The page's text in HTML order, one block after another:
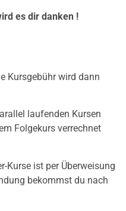
es dir danken !
Kursgebühr wird dann
laufenden Kursen
Folgekurs verrechnet
Kurse ist per Überweisung
bekommst du nach